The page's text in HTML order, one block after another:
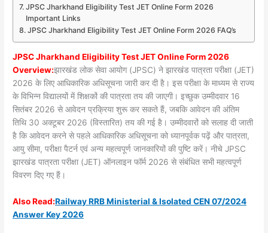
JPSC Jharkhand Eligibility Test JET Online Form 2026
Important Links
JPSC Jharkhand Eligibility Test JET Online Form 2026 FAQ’s
JPSC Jharkhand Eligibility Test JET Online Form 2026
Overview:झारखंड लोक सेवा आयोग (JPSC) ने झारखंड पात्रता परीक्षा (JET)
2026 के लिए आधिकारिक अधिसूचना जारी कर दी है। इस परीक्षा के माध्यम से राज्य
के विभिन्न विद्यालयों में शिक्षकों की पात्रता तय की जाएगी। इच्छुक उम्मीदवार 16
सितंबर 2026 से आवेदन प्रक्रिया शुरू कर सकते हैं, जबकि आवेदन की अंतिम
तिथि 30 अक्टूबर 2026 (विस्तारित) तय की गई है। उम्मीदवारों को सलाह दी जाती
है कि आवेदन करने से पहले आधिकारिक अधिसूचना को ध्यानपूर्वक पढ़ें और पात्रता,
आयु सीमा, परीक्षा पैटर्न एवं अन्य महत्वपूर्ण जानकारियों की पुष्टि करें। नीचे JPSC
झारखंड पात्रता परीक्षा (JET) ऑनलाइन फॉर्म 2026 से संबंधित सभी महत्वपूर्ण
विवरण दिए गए हैं।
AlsoRead:Railway RRB Ministerial & Isolated CEN 07/2024
Answer Key 2026